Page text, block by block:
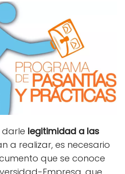
legitimidad a las
a realizar, es necesario
que se conoce